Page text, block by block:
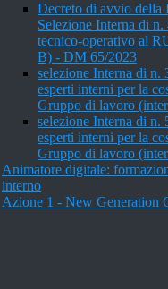
Decreto di avvio della
Selezione Interna di
tecnico-operativo al
B) - DM 65/2023
selezione Interna di n.
esperti interni per la
Gruppo di lavoro
selezione Interna di n.
esperti interni per la
Gruppo di lavoro
Animatore digitale:
interno
Azione 1 - New Generation